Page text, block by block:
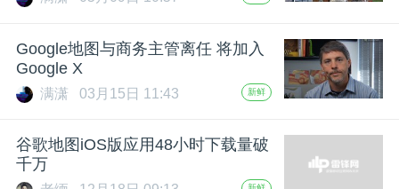
Google地图与商务主管离任 将加入
Google X
满潇 03月15日 11:43 新鲜
谷歌地图iOS版应用48小时下载量破
千万